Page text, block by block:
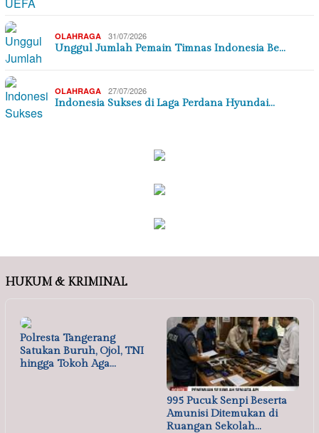
OLAHRAGA 31/07/2026
Unggul Jumlah Pemain Timnas Indonesia Be…
OLAHRAGA 27/07/2026
Indonesia Sukses di Laga Perdana Hyundai…
HUKUM & KRIMINAL
Polresta Tangerang
Satukan Buruh, Ojol, TNI
hingga Tokoh Aga…
995 Pucuk Senpi Beserta
Amunisi Ditemukan di
Ruangan Sekolah…